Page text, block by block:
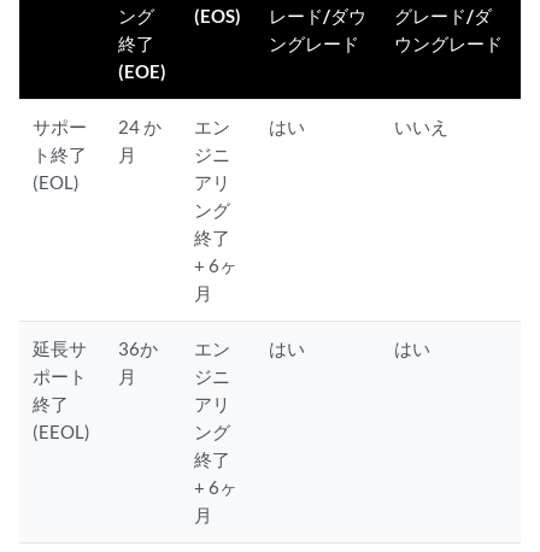
ング
終了
(EOE)
(EOS)
レード/ダウ
ングレード
グレード/ダ
ウングレード
サポー
ト終了
(EOL)
24 か
月
エン
ジニ
アリ
ング
終了
+ 6ヶ
月
はい いいえ
延長サ
ポート
終了
(EEOL)
36か
月
エン
ジニ
アリ
ング
終了
+ 6ヶ
月
はい はい